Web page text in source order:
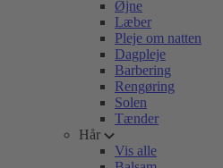
Øjne
Læber
Pleje om natten
Dagpleje
Barbering
Rengøring
Solen
Tænder
Hår
Vis alle